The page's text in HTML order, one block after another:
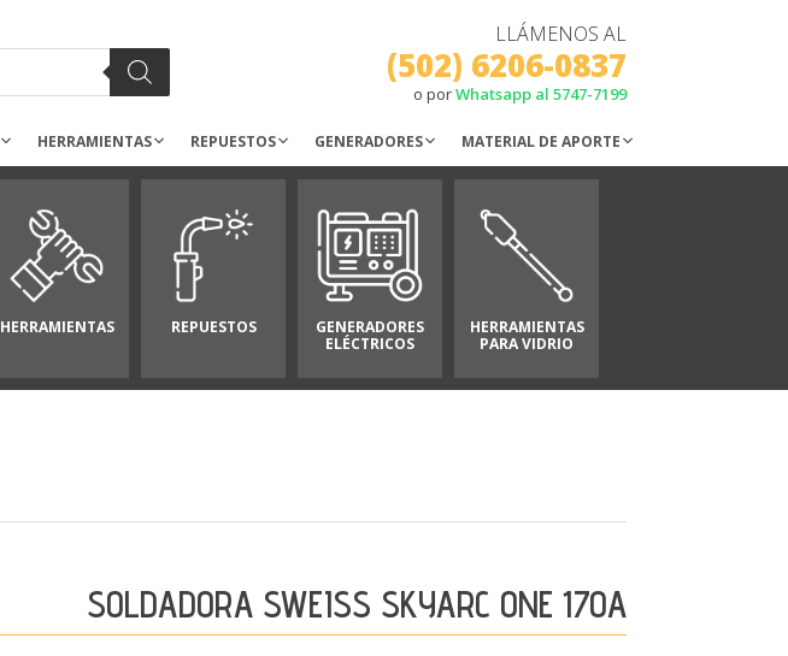
LLÁMENOS AL
(502) 6206-0837
o porWhatsapp al 5747-7199
HERRAMIENTAS REPUESTOS GENERADORES MATERIAL DE APORTE
HERRAMIENTAS REPUESTOS
GENERADORES
ELÉCTRICOS
HERRAMIENTAS
PARA VIDRIO
SOLDADORA SWEISS SKYARC ONE 170A